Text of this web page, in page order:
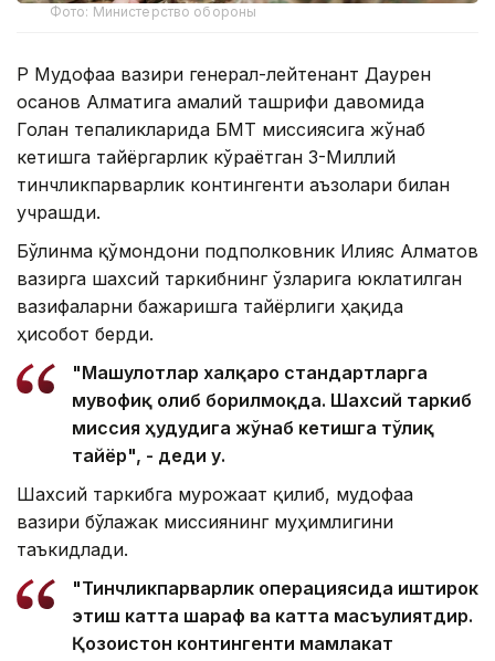
Фото: Министерство обороны
ҚР Мудофаа вазири генерал-лейтенант Даурен
Қосанов Алматига амалий ташрифи давомида
Голан тепаликларида БМТ миссиясига жўнаб
кетишга тайёргарлик кўраётган 3-Миллий
тинчликпарварлик контингенти аъзолари билан
учрашди.
Бўлинма қўмондони подполковник Илияс Алматов
вазирга шахсий таркибнинг ўзларига юклатилган
вазифаларни бажаришга тайёрлиги ҳақида
ҳисобот берди.
"Машғулотлар халқаро стандартларга
мувофиқ олиб борилмоқда. Шахсий таркиб
миссия ҳудудига жўнаб кетишга тўлиқ
тайёр", - деди у.
Шахсий таркибга мурожаат қилиб, мудофаа
вазири бўлажак миссиянинг муҳимлигини
таъкидлади.
"Тинчликпарварлик операциясида иштирок
этиш катта шараф ва катта масъулиятдир.
Қозоғистон контингенти мамлакат